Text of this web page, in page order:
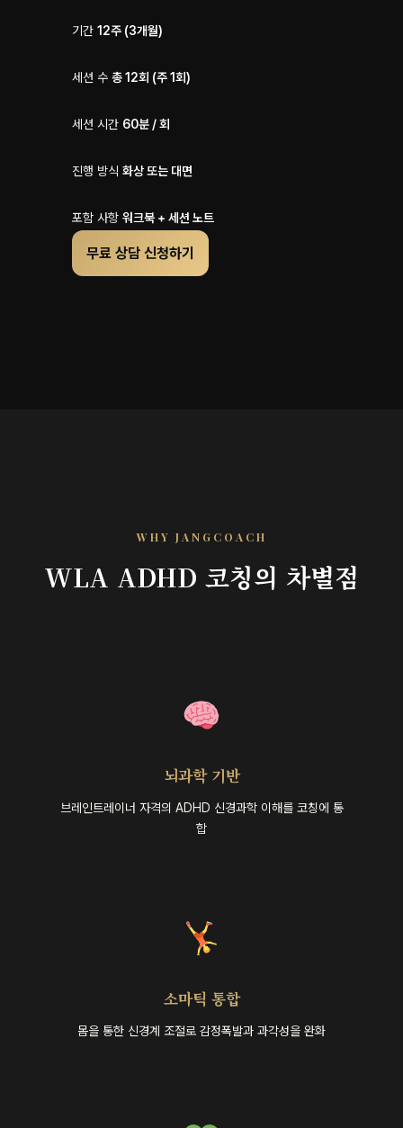
기간 12주 (3개월)
세션 수 총 12회 (주 1회)
세션 시간 60분 / 회
진행 방식 화상 또는 대면
포함 사항 워크북 + 세션 노트
무료 상담 신청하기
WHY JANGCOACH
WLA ADHD 코칭의 차별점
뇌과학 기반
브레인트레이너 자격의 ADHD 신경과학 이해를 코칭에 통
합
소마틱 통합
몸을 통한 신경계 조절로 감정폭발과 과각성을 완화